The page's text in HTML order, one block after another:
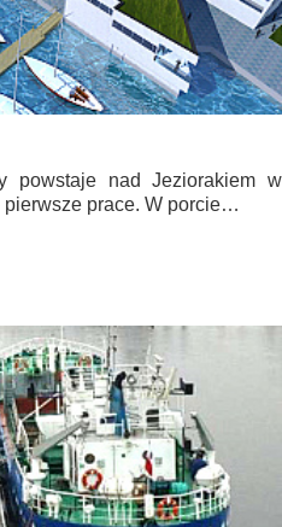
powstaje nad Jeziorakiem w
pierwsze prace. W porcie…